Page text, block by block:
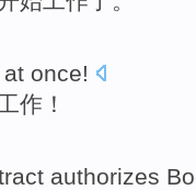
at once!
作 ！
authorizes